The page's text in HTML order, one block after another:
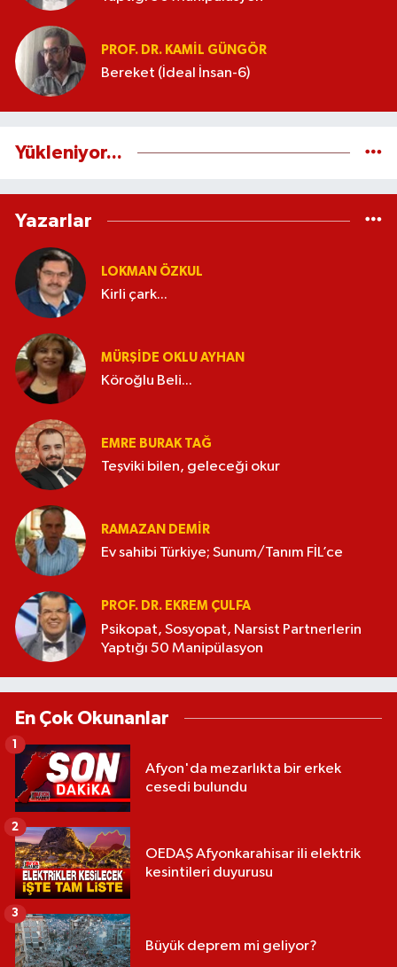
PROF. DR. KAMIL GÜNGÖR
Bereket (İdeal İnsan-6)
Yükleniyor...
Yazarlar
LOKMAN ÖZKUL
Kirli çark...
MÜRŞIDE OKLU AYHAN
Köroğlu Beli...
EMRE BURAK TAĞ
Teşviki bilen, geleceği okur
RAMAZAN DEMİR
Ev sahibi Türkiye; Sunum/Tanım FİL’ce
PROF. DR. EKREM ÇULFA
Psikopat, Sosyopat, Narsist Partnerlerin
Yaptığı 50 Manipülasyon
En Çok Okunanlar
Afyon'da mezarlıkta bir erkek
cesedi bulundu
1
OEDAŞ Afyonkarahisar ili elektrik
kesintileri duyurusu
2
Büyük deprem mi geliyor?
3